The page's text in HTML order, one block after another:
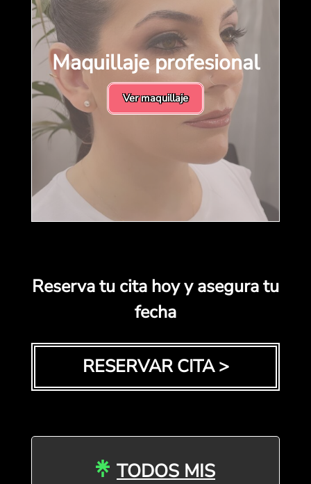
Maquillaje profesional
Ver maquillaje
Reserva tu cita hoy y asegura tu
fecha
RESERVAR CITA >
TODOS MIS